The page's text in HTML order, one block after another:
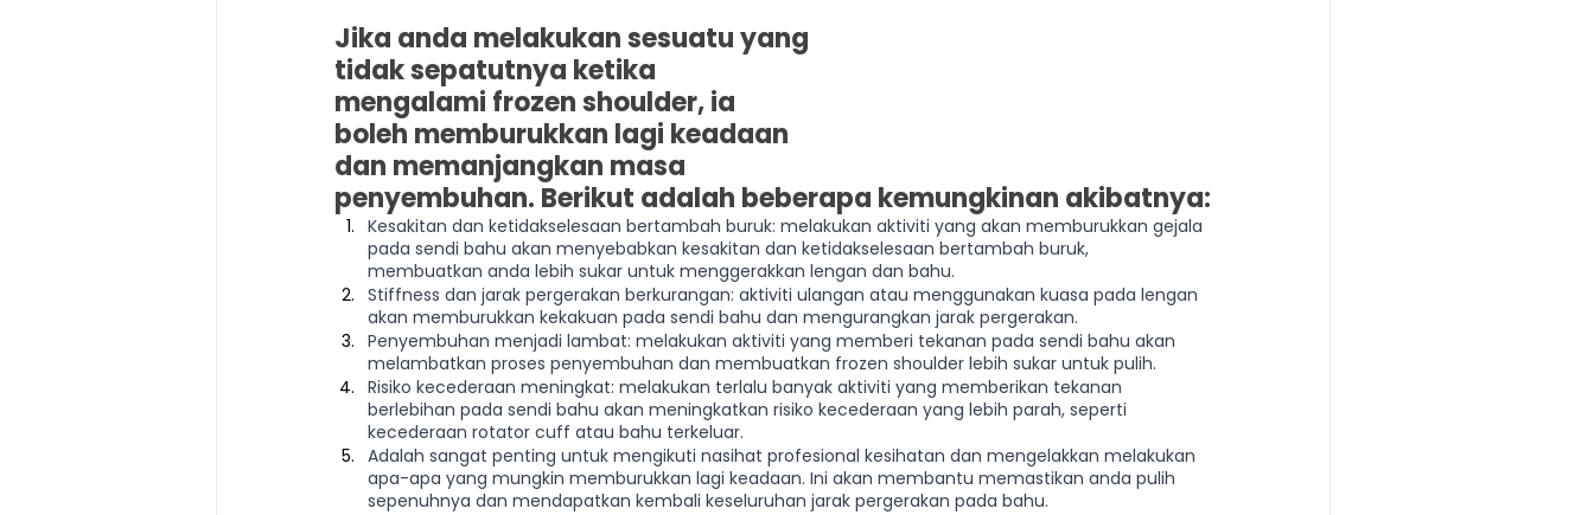
Jika anda melakukan sesuatu yang
tidak sepatutnya ketika
mengalami frozen shoulder, ia
boleh memburukkan lagi keadaan
dan memanjangkan masa
penyembuhan. Berikut adalah beberapa kemungkinan akibatnya:
Kesakitan dan ketidakselesaan bertambah buruk: melakukan aktiviti yang akan memburukkan gejala
pada sendi bahu akan menyebabkan kesakitan dan ketidakselesaan bertambah buruk,
membuatkan anda lebih sukar untuk menggerakkan lengan dan bahu.
Stiffness dan jarak pergerakan berkurangan: aktiviti ulangan atau menggunakan kuasa pada lengan
akan memburukkan kekakuan pada sendi bahu dan mengurangkan jarak pergerakan.
Penyembuhan menjadi lambat: melakukan aktiviti yang memberi tekanan pada sendi bahu akan
melambatkan proses penyembuhan dan membuatkan frozen shoulder lebih sukar untuk pulih.
Risiko kecederaan meningkat: melakukan terlalu banyak aktiviti yang memberikan tekanan
berlebihan pada sendi bahu akan meningkatkan risiko kecederaan yang lebih parah, seperti
kecederaan rotator cuff atau bahu terkeluar.
Adalah sangat penting untuk mengikuti nasihat profesional kesihatan dan mengelakkan melakukan
apa-apa yang mungkin memburukkan lagi keadaan. Ini akan membantu memastikan anda pulih
sepenuhnya dan mendapatkan kembali keseluruhan jarak pergerakan pada bahu.